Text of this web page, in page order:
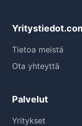
Tietoa meistä
Ota yhteyttä
Palvelut
Yritykset